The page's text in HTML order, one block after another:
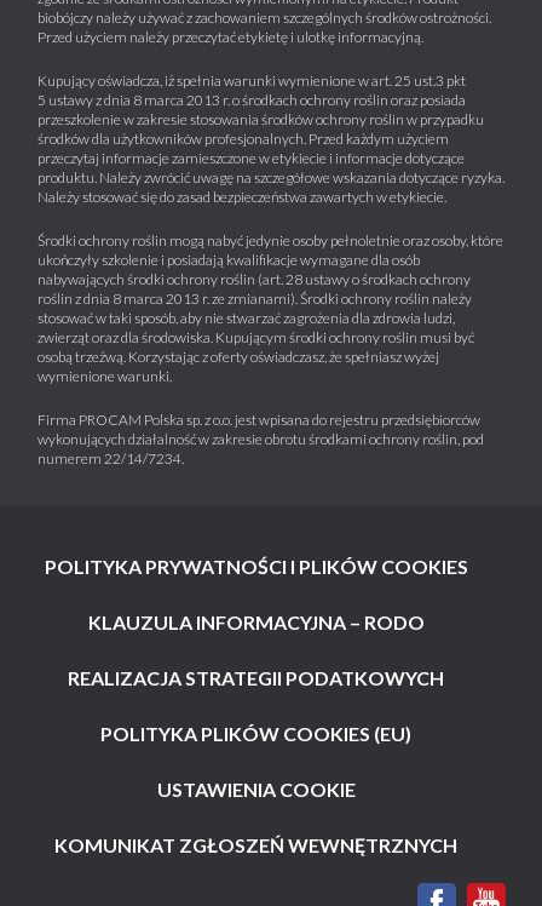
biobójczy należy używać z zachowaniem szczególnych środków ostrożności.
Przed użyciem należy przeczytać etykietę i ulotkę informacyjną.
Kupujący oświadcza, iż spełnia warunki wymienione w art. 25 ust.3 pkt
5 ustawy z dnia 8 marca 2013 r. o środkach ochrony roślin oraz posiada
przeszkolenie w zakresie stosowania środków ochrony roślin w przypadku
środków dla użytkowników profesjonalnych. Przed każdym użyciem
przeczytaj informacje zamieszczone w etykiecie i informacje dotyczące
produktu. Należy zwrócić uwagę na szczegółowe wskazania dotyczące ryzyka.
Należy stosować się do zasad bezpieczeństwa zawartych w etykiecie.
Środki ochrony roślin mogą nabyć jedynie osoby pełnoletnie oraz osoby, które
ukończyły szkolenie i posiadają kwalifikacje wymagane dla osób
nabywających środki ochrony roślin (art. 28 ustawy o środkach ochrony
roślin z dnia 8 marca 2013 r. ze zmianami). Środki ochrony roślin należy
stosować w taki sposób, aby nie stwarzać zagrożenia dla zdrowia ludzi,
zwierząt oraz dla środowiska. Kupującym środki ochrony roślin musi być
osobą trzeźwą. Korzystając z oferty oświadczasz, że spełniasz wyżej
wymienione warunki.
Firma PROCAM Polska sp. z o.o. jest wpisana do rejestru przedsiębiorców
wykonujących działalność w zakresie obrotu środkami ochrony roślin, pod
numerem 22/14/7234.
POLITYKA PRYWATNOŚCI I PLIKÓW COOKIES
KLAUZULA INFORMACYJNA – RODO
REALIZACJA STRATEGII PODATKOWYCH
POLITYKA PLIKÓW COOKIES (EU)
USTAWIENIA COOKIE
KOMUNIKAT ZGŁOSZEŃ WEWNĘTRZNYCH